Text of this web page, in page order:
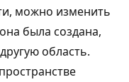
можно изменить
была создана,
область.